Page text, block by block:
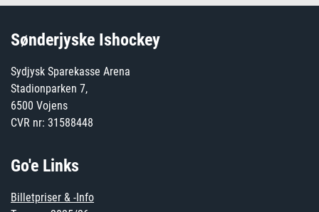
Sønderjyske Ishockey
Sydjysk Sparekasse Arena
Stadionparken 7,
6500 Vojens
CVR nr: 31588448
Go'e Links
Billetpriser & -Info